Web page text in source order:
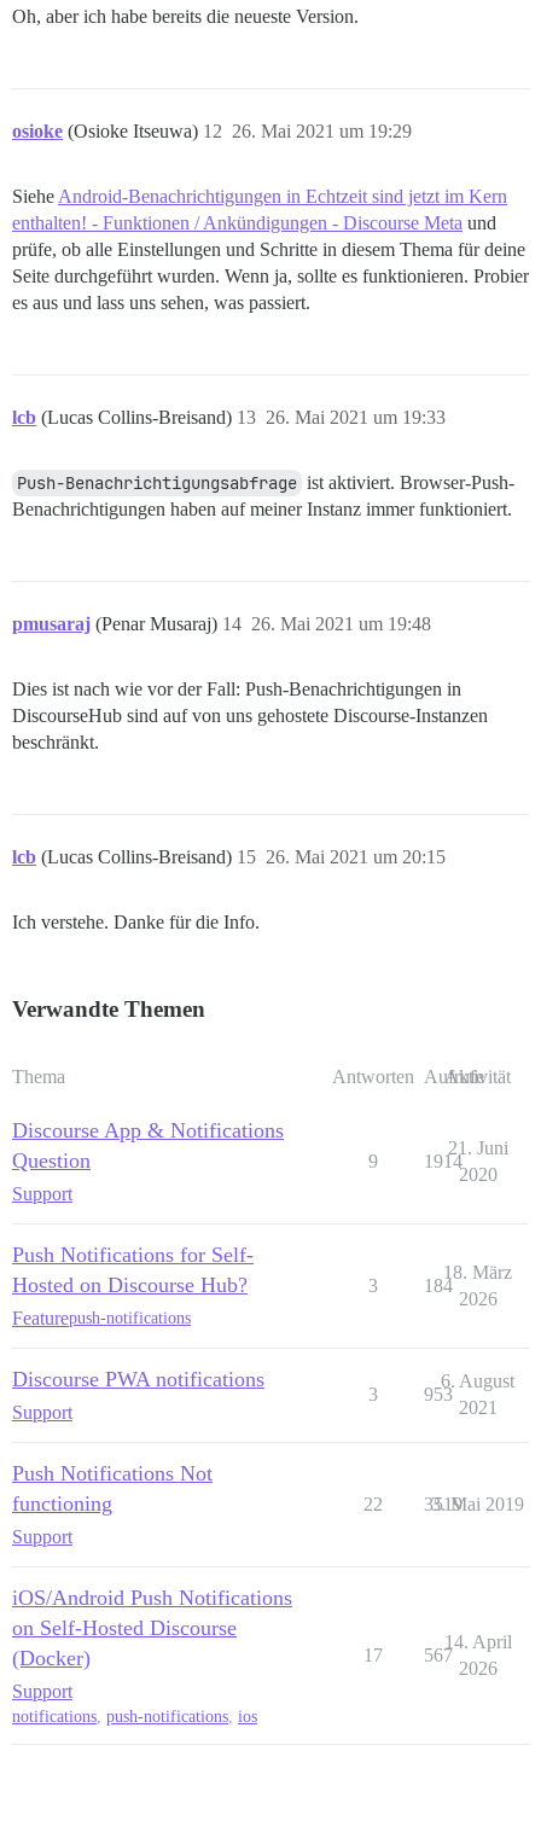
Oh, aber ich habe bereits die neueste Version.
osioke (Osioke Itseuwa) 26. Mai 2021 um 19:29
12
Siehe Android-Benachrichtigungen in Echtzeit sind jetzt im Kern
enthalten! - Funktionen / Ankündigungen - Discourse Meta und
prüfe, ob alle Einstellungen und Schritte in diesem Thema für deine
Seite durchgeführt wurden. Wenn ja, sollte es funktionieren. Probier
es aus und lass uns sehen, was passiert.
lcb (Lucas Collins-Breisand) 26. Mai 2021 um 19:33
13
Push-Benachrichtigungsabfrage ist aktiviert. Browser-Push-
Benachrichtigungen haben auf meiner Instanz immer funktioniert.
pmusaraj (Penar Musaraj) 26. Mai 2021 um 19:48
14
Dies ist nach wie vor der Fall: Push-Benachrichtigungen in
DiscourseHub sind auf von uns gehostete Discourse-Instanzen
beschränkt.
lcb (Lucas Collins-Breisand) 26. Mai 2021 um 20:15
15
Ich verstehe. Danke für die Info.
Verwandte Themen
Thema Antworten Aufrufe
Aktivität
Discourse App & Notifications
Question
Support
9 1914
21. Juni
2020
Push Notifications for Self-
Hosted on Discourse Hub?
Featurepush-notifications
3 184
18. März
2026
Discourse PWA notifications
Support
3 953
6. August
2021
Push Notifications Not
functioning
Support
22 3519
3. Mai 2019
iOS/Android Push Notifications
on Self-Hosted Discourse
(Docker)
Support
notifications push-notifications ios
17 567
14. April
2026